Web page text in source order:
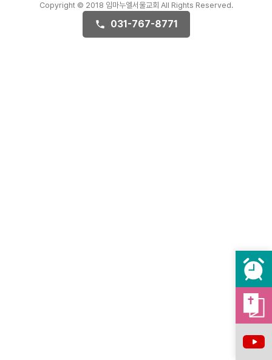
Copyright © 2018 임마누엘서울교회 All Rights Reserved.
031-767-8771